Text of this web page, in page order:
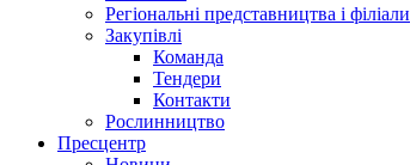
Регіональні представництва і філіали
Закупівлі
Команда
Тендери
Контакти
Рослинництво
Пресцентр